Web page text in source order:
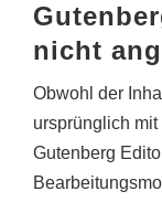
nicht
Obwohl der
ursprünglich
Gutenberg